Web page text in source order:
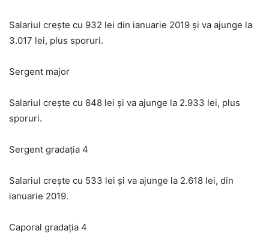
Salariul creşte cu 932 lei din ianuarie 2019 şi va ajunge la
3.017 lei, plus sporuri.
Sergent major
Salariul creşte cu 848 lei şi va ajunge la 2.933 lei, plus
sporuri.
Sergent gradaţia 4
Salariul creşte cu 533 lei şi va ajunge la 2.618 lei, din
ianuarie 2019.
Caporal gradaţia 4